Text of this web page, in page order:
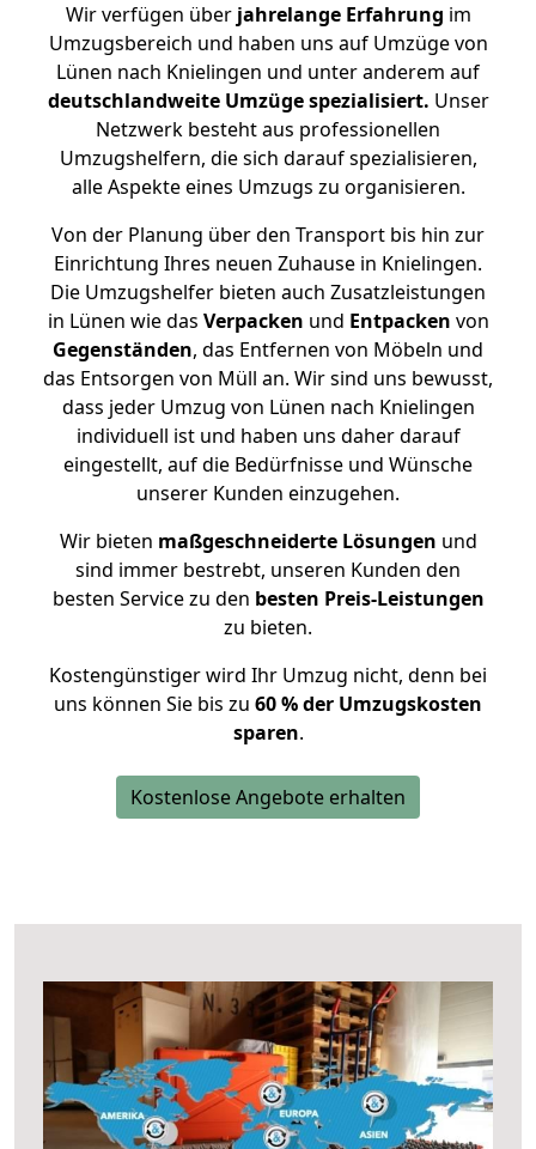
Wir verfügen überjahrelange Erfahrung im
Umzugsbereich und haben uns auf Umzüge von
Lünen nach Knielingen und unter anderem auf
deutschlandweite Umzüge spezialisiert. Unser
Netzwerk besteht aus professionellen
Umzugshelfern, die sich darauf spezialisieren,
alle Aspekte eines Umzugs zu organisieren.
Von der Planung über den Transport bis hin zur
Einrichtung Ihres neuen Zuhause in Knielingen.
Die Umzugshelfer bieten auch Zusatzleistungen
in Lünen wie das Verpacken und Entpacken von
Gegenständen, das Entfernen von Möbeln und
das Entsorgen von Müll an. Wir sind uns bewusst,
dass jeder Umzug von Lünen nach Knielingen
individuell ist und haben uns daher darauf
eingestellt, auf die Bedürfnisse und Wünsche
unserer Kunden einzugehen.
Wir bieten maßgeschneiderte Lösungen und
sind immer bestrebt, unseren Kunden den
besten Service zu den besten Preis-Leistungen
zu bieten.
Kostengünstiger wird Ihr Umzug nicht, denn bei
uns können Sie bis zu 60 % der Umzugskosten
sparen.
Kostenlose Angebote erhalten